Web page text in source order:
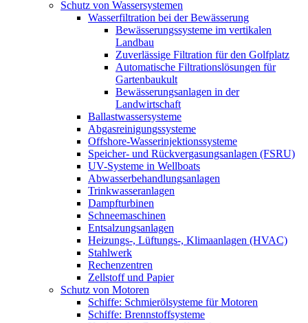
Schutz von Wassersystemen
Wasserfiltration bei der Bewässerung
Bewässerungssysteme im vertikalen
Landbau
Zuverlässige Filtration für den Golfplatz
Automatische Filtrationslösungen für
Gartenbaukult
Bewässerungsanlagen in der
Landwirtschaft
Ballastwassersysteme
Abgasreinigungssysteme
Offshore-Wasserinjektionssysteme
Speicher- und Rückvergasungsanlagen (FSRU)
UV-Systeme in Wellboats
Abwasserbehandlungsanlagen
Trinkwasseranlagen
Dampfturbinen
Schneemaschinen
Entsalzungsanlagen
Heizungs-, Lüftungs-, Klimaanlagen (HVAC)
Stahlwerk
Rechenzentren
Zellstoff und Papier
Schutz von Motoren
Schiffe: Schmierölsysteme für Motoren
Schiffe: Brennstoffsysteme